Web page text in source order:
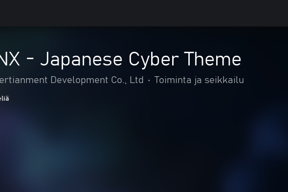
- Japanese Cyber Theme
Development Co., Ltd • Toiminta ja seikkailu